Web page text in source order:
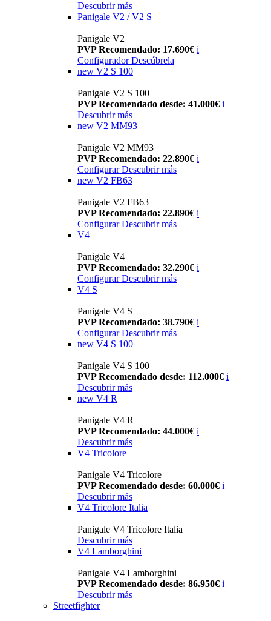
Descubrir más
Panigale V2 / V2 S
Panigale V2
PVP Recomendado: 17.690€ i
Configurador Descúbrela
new V2 S 100
Panigale V2 S 100
PVP Recomendado desde: 41.000€ i
Descubrir más
new V2 MM93
Panigale V2 MM93
PVP Recomendado: 22.890€ i
Configurar Descubrir más
new V2 FB63
Panigale V2 FB63
PVP Recomendado: 22.890€ i
Configurar Descubrir más
V4
Panigale V4
PVP Recomendado: 32.290€ i
Configurar Descubrir más
V4 S
Panigale V4 S
PVP Recomendado: 38.790€ i
Configurar Descubrir más
new V4 S 100
Panigale V4 S 100
PVP Recomendado desde: 112.000€ i
Descubrir más
new V4 R
Panigale V4 R
PVP Recomendado: 44.000€ i
Descubrir más
V4 Tricolore
Panigale V4 Tricolore
PVP Recomendado desde: 60.000€ i
Descubrir más
V4 Tricolore Italia
Panigale V4 Tricolore Italia
Descubrir más
V4 Lamborghini
Panigale V4 Lamborghini
PVP Recomendado desde: 86.950€ i
Descubrir más
Streetfighter